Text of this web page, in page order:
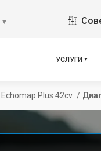
▼
УСЛУГИ
Echomap Plus 42cv /